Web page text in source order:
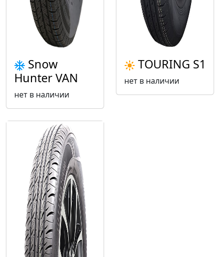
Snow
Hunter VAN
нет в наличии
TOURING S1
нет в наличии